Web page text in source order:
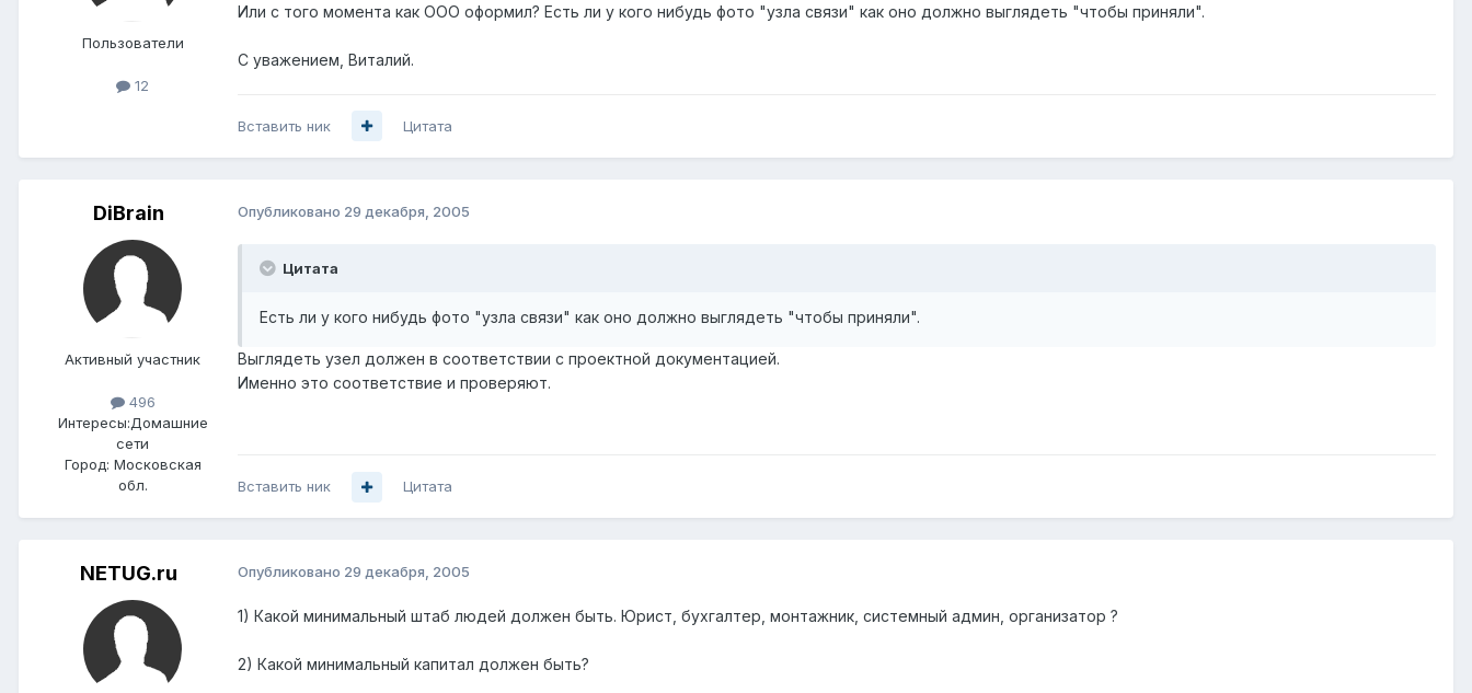
Пользователи
12
Или с того момента как ООО оформил? Есть ли у кого нибудь фото "узла связи" как оно должно выглядеть "чтобы приняли".
С уважением, Виталий.
Вставить ник Цитата
DiBrain
Активный участник
496
Интересы:Домашние
сети
Город: Московская
обл.
Опубликовано 29 декабря, 2005
Цитата
Есть ли у кого нибудь фото "узла связи" как оно должно выглядеть "чтобы приняли".
Выглядеть узел должен в соответствии с проектной документацией.
Именно это соответствие и проверяют.
Вставить ник Цитата
NETUG.ru Опубликовано 29 декабря, 2005
1) Какой минимальный штаб людей должен быть. Юрист, бухгалтер, монтажник, системный админ, организатор ?
2) Какой минимальный капитал должен быть?